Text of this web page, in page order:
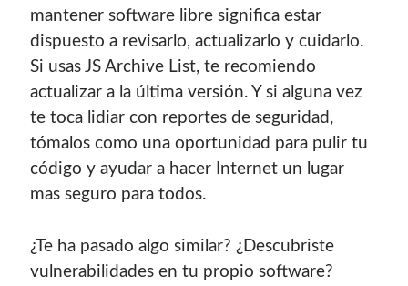
mantener software libre significa estar
dispuesto a revisarlo, actualizarlo y cuidarlo.
Si usas JS Archive List, te recomiendo
actualizar a la última versión. Y si alguna vez
te toca lidiar con reportes de seguridad,
tómalos como una oportunidad para pulir tu
código y ayudar a hacer Internet un lugar
mas seguro para todos.
¿Te ha pasado algo similar? ¿Descubriste
vulnerabilidades en tu propio software?